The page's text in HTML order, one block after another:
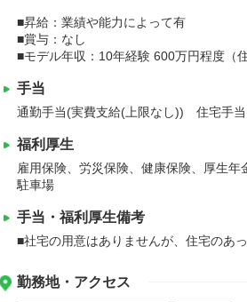
■昇給：業績や能力によって有
■賞与：なし
■モデル年収：10年経験 600万円程度（
手当
通勤手当(実費支給(上限なし)) 住宅手当
福利厚生
雇用保険、労災保険、健康保険、厚生年
駐車場
手当・福利厚生備考
■社宅の用意はありませんが、住宅のあ
勤務地・アクセス